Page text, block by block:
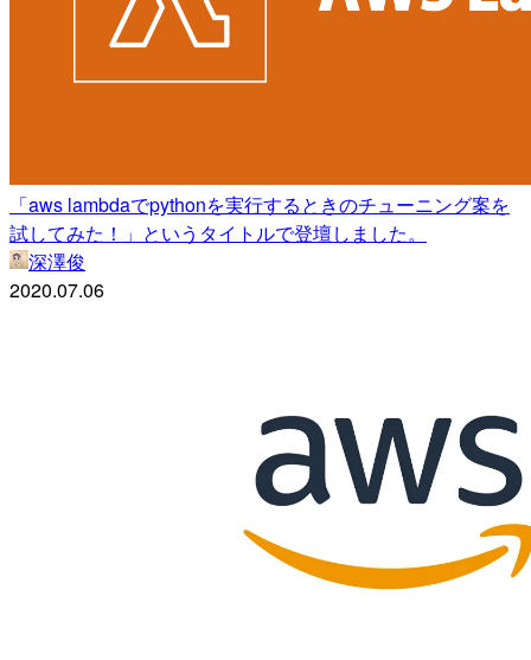
「aws lambdaでpythonを実行するときのチューニング案を
試してみた！」というタイトルで登壇しました。
深澤俊
2020.07.06